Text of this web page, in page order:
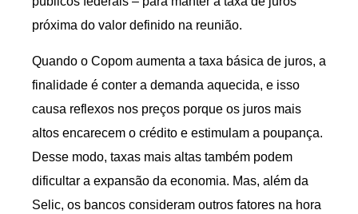
próxima do valor definido na reunião.
Quando o Copom aumenta a taxa básica de juros, a
finalidade é conter a demanda aquecida, e isso
causa reflexos nos preços porque os juros mais
altos encarecem o crédito e estimulam a poupança.
Desse modo, taxas mais altas também podem
dificultar a expansão da economia. Mas, além da
Selic, os bancos consideram outros fatores na hora